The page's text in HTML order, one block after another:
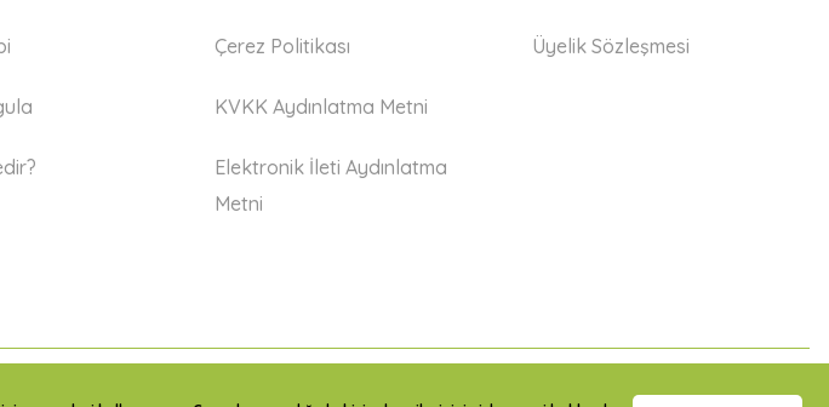
Çerez Politikası
KVKK Aydınlatma Metni
Elektronik İleti Aydınlatma
Metni
Üyelik Sözleşmesi